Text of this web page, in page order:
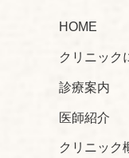
HOME
クリニック
診療案内
医師紹介
クリニック